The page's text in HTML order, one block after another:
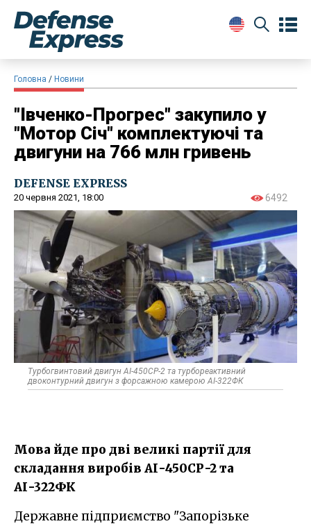
Головна Новини
"Івченко-Прогрес" закупило у
"Мотор Січ" комплектуючі та
двигуни на 766 млн гривень
DEFENSE EXPRESS
20 червня 2021, 18:00 6492
Турбогвинтовий двигун АІ-450СР-2 та турбореактивний
двоконтурний двигун з форсажною камерою АІ-322ФК
Мова йде про дві великі партії для
складання виробів АІ-450СР-2 та
АІ-322ФК
Державне підприємство "Запорізьке